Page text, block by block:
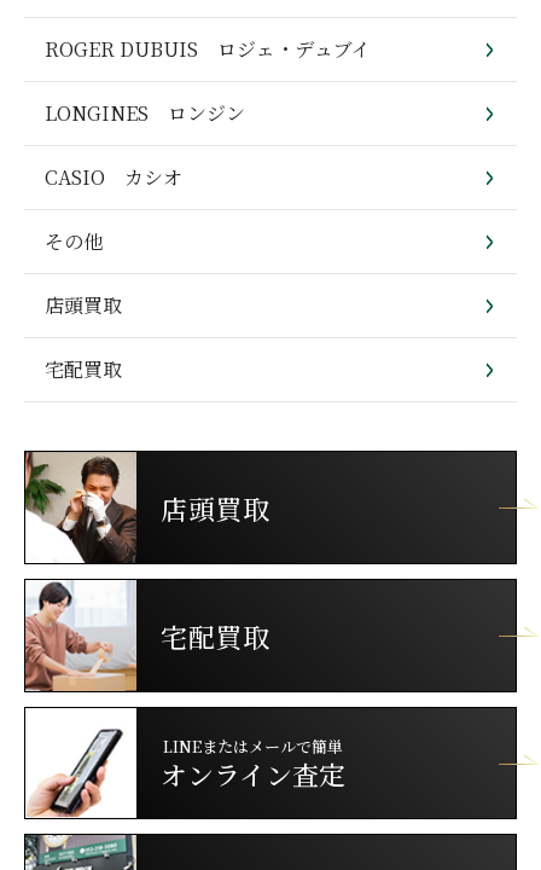
ROGER DUBUIS ロジェ・デュブイ
LONGINES ロンジン
CASIO カシオ
その他
店頭買取
宅配買取
店頭買取
宅配買取
LINEまたはメールで簡単
オンライン査定